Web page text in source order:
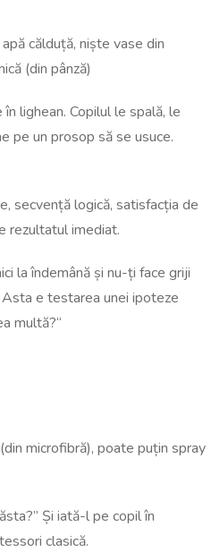
călduță, niște vase din
(din pânză)
lighean. Copilul le spală, le
pe un prosop să se usuce.
secvență logică, satisfacția de
rezultatul imediat.
la îndemână și nu-ți face griji
e testarea unei ipoteze
multă?“
microfibră), poate puțin spray
Și iată-l pe copil în
clasică.